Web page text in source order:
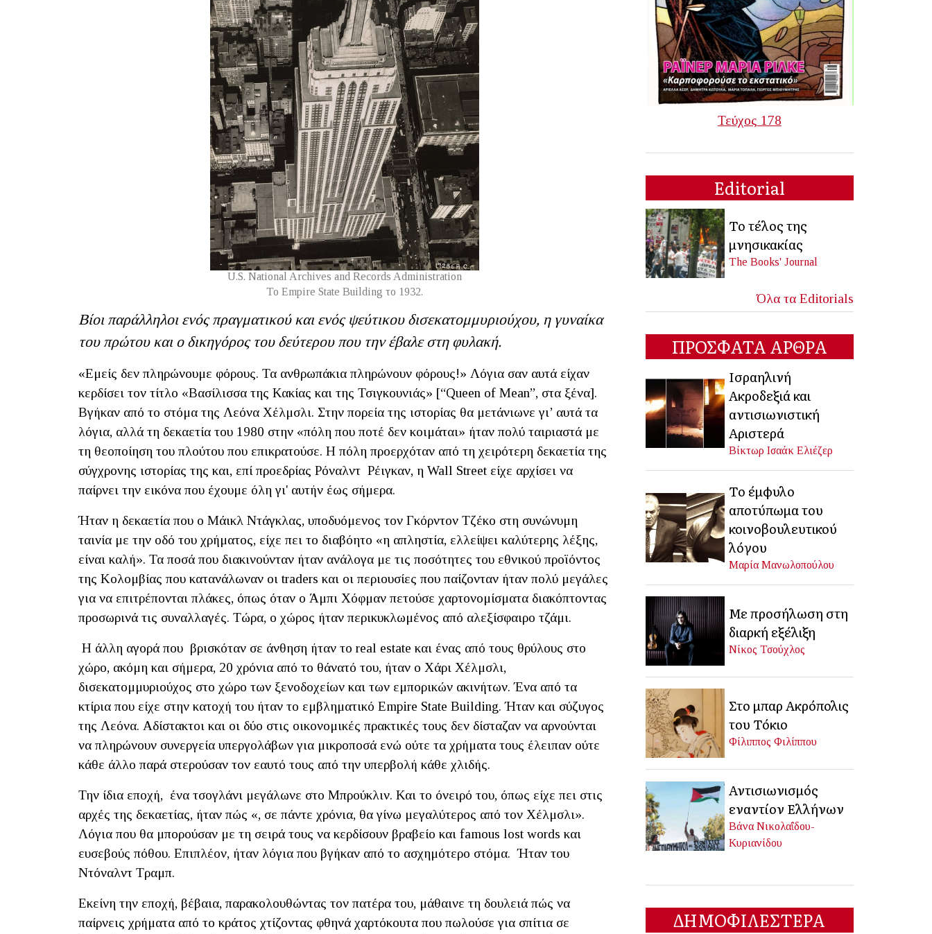
U.S. National Archives and Records Administration
Το Empire State Building το 1932.
Βίοι παράλληλοι ενός πραγματικού και ενός ψεύτικου δισεκατομμυριούχου, η γυναίκα
του πρώτου και ο δικηγόρος του δεύτερου που την έβαλε στη φυλακή.
«Εμείς δεν πληρώνουμε φόρους. Τα ανθρωπάκια πληρώνουν φόρους!» Λόγια σαν αυτά είχαν
κερδίσει τον τίτλo «Βασίλισσα της Κακίας και της Τσιγκουνιάς» [“Queen of Mean”, στα ξένα].
Βγήκαν από το στόμα της Λεόνα Χέλμσλι. Στην πορεία της ιστορίας θα μετάνιωνε γι’ αυτά τα
λόγια, αλλά τη δεκαετία του 1980 στην «πόλη που ποτέ δεν κοιμάται» ήταν πολύ ταιριαστά με
τη θεοποίηση του πλούτου που επικρατούσε. Η πόλη προερχόταν από τη χειρότερη δεκαετία της
σύγχρονης ιστορίας της και, επί προεδρίας Ρόναλντ Ρέιγκαν, η Wall Street είχε αρχίσει να
παίρνει την εικόνα που έχουμε όλη γι' αυτήν έως σήμερα.
Ήταν η δεκαετία που ο Μάικλ Ντάγκλας, υποδυόμενος τον Γκόρντον Τζέκο στη συνώνυμη
ταινία με την οδό του χρήματος, είχε πει το διαβόητο «η απληστία, ελλείψει καλύτερης λέξης,
είναι καλή». Τα ποσά που διακινούνταν ήταν ανάλογα με τις ποσότητες του εθνικού προϊόντος
της Κολομβίας που κατανάλωναν οι traders και οι περιουσίες που παίζονταν ήταν πολύ μεγάλες
για να επιτρέπονται πλάκες, όπως όταν ο Άμπι Χόφμαν πετούσε χαρτονομίσματα διακόπτοντας
προσωρινά τις συναλλαγές. Tώρα, ο χώρος ήταν περικυκλωμένος από αλεξίσφαιρο τζάμι.
Η άλλη αγορά που βρισκόταν σε άνθηση ήταν το real estate και ένας από τους θρύλους στο
χώρο, ακόμη και σήμερα, 20 χρόνια από το θάνατό του, ήταν ο Χάρι Χέλμσλι,
δισεκατομμυριούχος στο χώρο των ξενοδοχείων και των εμπορικών ακινήτων. Ένα από τα
κτίρια που είχε στην κατοχή του ήταν το εμβληματικό Empire State Building. Ήταν και σύζυγος
της Λεόνα. Αδίστακτοι και οι δύο στις οικονομικές πρακτικές τους δεν δίσταζαν να αρνούνται
να πληρώνουν συνεργεία υπεργολάβων για μικροποσά ενώ ούτε τα χρήματα τους έλειπαν ούτε
κάθε άλλο παρά στερούσαν τον εαυτό τους από την υπερβολή κάθε χλιδής.
Την ίδια εποχή, ένα τσογλάνι μεγάλωνε στο Μπρούκλιν. Και το όνειρό του, όπως είχε πει στις
αρχές της δεκαετίας, ήταν πώς «, σε πάντε χρόνια, θα γίνω μεγαλύτερος από τον Χέλμσλι».
Λόγια που θα μπορούσαν με τη σειρά τους να κερδίσουν βραβείο και famous lost words και
ευσεβούς πόθου. Επιπλέον, ήταν λόγια που βγήκαν από το ασχημότερο στόμα. Ήταν του
Ντόναλντ Τραμπ.
Εκείνη την εποχή, βέβαια, παρακολουθώντας τον πατέρα του, μάθαινε τη δουλειά πώς να
παίρνεις χρήματα από το κράτος χτίζοντας φθηνά χαρτόκουτα που πωλούσε για σπίτια σε
Τεύχος 178
Editorial
Το τέλος της
μνησικακίας
The Books' Journal
Όλα τα Editorials
ΠΡΟΣΦΑΤΑ ΑΡΘΡΑ
Ισραηλινή
Ακροδεξιά και
αντισιωνιστική
Αριστερά
Βίκτωρ Ισαάκ Ελιέζερ
Το έμφυλο
αποτύπωμα του
κοινοβουλευτικού
λόγου
Μαρία Μανωλοπούλου
Με προσήλωση στη
διαρκή εξέλιξη
Νίκος Τσούχλος
Στο μπαρ Ακρόπολις
του Τόκιο
Φίλιππος Φιλίππου
Αντισιωνισμός
εναντίον Ελλήνων
Βάνα Νικολαΐδου-
Κυριανίδου
ΔΗΜΟΦΙΛΕΣΤΕΡΑ